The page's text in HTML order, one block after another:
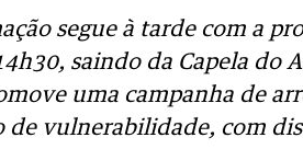
segue à tarde com a
saindo da Capela do
uma campanha de
de vulnerabilidade, com